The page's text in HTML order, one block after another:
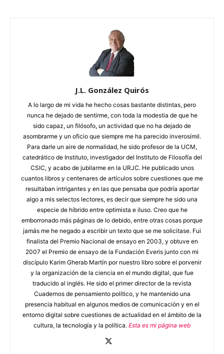
J.L. González Quirós
A lo largo de mi vida he hecho cosas bastante distintas, pero
nunca he dejado de sentirme, con toda la modestia de que he
sido capaz, un filósofo, un actividad que no ha dejado de
asombrarme y un oficio que siempre me ha parecido inverosímil.
Para darle un aire de normalidad, he sido profesor de la UCM,
catedrático de Instituto, investigador del Instituto de Filosofía del
CSIC, y acabo de jubilarme en la URJC. He publicado unos
cuantos libros y centenares de artículos sobre cuestiones que me
resultaban intrigantes y en las que pensaba que podría aportar
algo a mis selectos lectores, es decir que siempre he sido una
especie de híbrido entre optimista e iluso. Creo que he
emborronado más páginas de lo debido, entre otras cosas porque
jamás me he negado a escribir un texto que se me solicitase. Fui
finalista del Premio Nacional de ensayo en 2003, y obtuve en
2007 el Premio de ensayo de la Fundación Everis junto con mi
discípulo Karim Gherab Martín por nuestro libro sobre el porvenir
y la organización de la ciencia en el mundo digital, que fue
traducido al inglés. He sido el primer director de la revista
Cuadernos de pensamiento político, y he mantenido una
presencia habitual en algunos medios de comunicación y en el
entorno digital sobre cuestiones de actualidad en el ámbito de la
cultura, la tecnología y la política. Esta es mi página web